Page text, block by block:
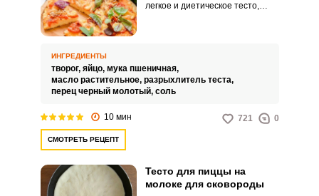
легкое и диетическое тесто,
фигурой и заботится о своем
здоровье.
ИНГРЕДИЕНТЫ
творог, яйцо, мука пшеничная,
масло растительное, разрыхлитель теста,
перец черный молотый, соль
10 мин 721 0
СМОТРЕТЬ РЕЦЕПТ
Тесто для пиццы на
молоке для сковороды